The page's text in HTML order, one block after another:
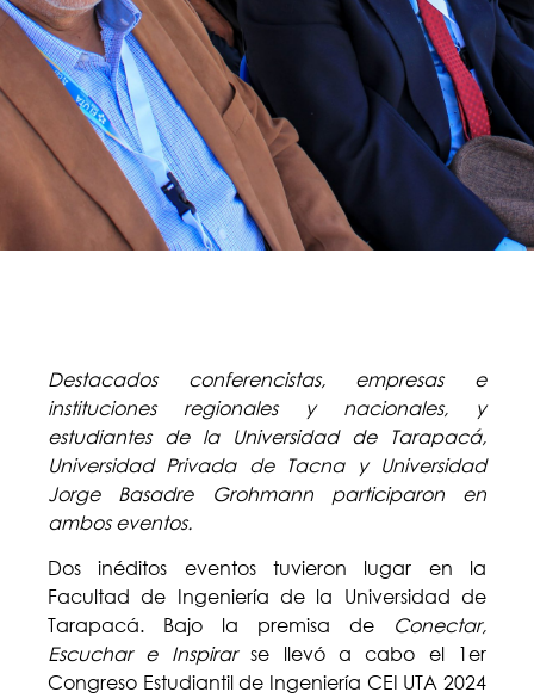
Destacados conferencistas, empresas e
instituciones regionales y nacionales, y
estudiantes de la Universidad de Tarapacá,
Universidad Privada de Tacna y Universidad
Jorge Basadre Grohmann participaron en
ambos eventos.
Dos inéditos eventos tuvieron lugar en la
Facultad de Ingeniería de la Universidad de
Tarapacá. Bajo la premisa de Conectar,
Escuchar e Inspirarse llevó a cabo el 1er
Congreso Estudiantil de Ingeniería CEI UTA 2024